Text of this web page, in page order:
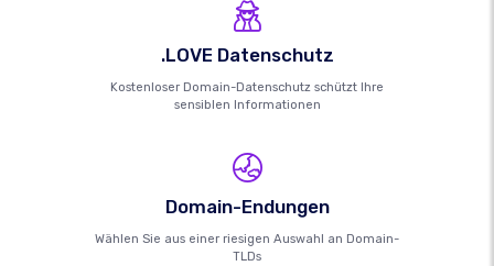
.LOVE Datenschutz
Kostenloser Domain-Datenschutz schützt Ihre
sensiblen Informationen
Domain-Endungen
Wählen Sie aus einer riesigen Auswahl an Domain-
TLDs